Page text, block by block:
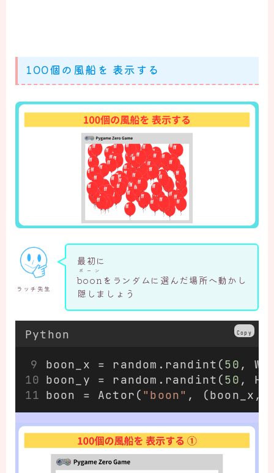
100個の風船を 表示する
ラッチ先生
最初に
boon
ボーン
をランダムに選んだ場所へ動かし
隠しましょう
Python Copy
boon_x = random.randint(50 ,
boon_y = random.randint(50 ,
boon = Actor( "boon" , (boon_x,